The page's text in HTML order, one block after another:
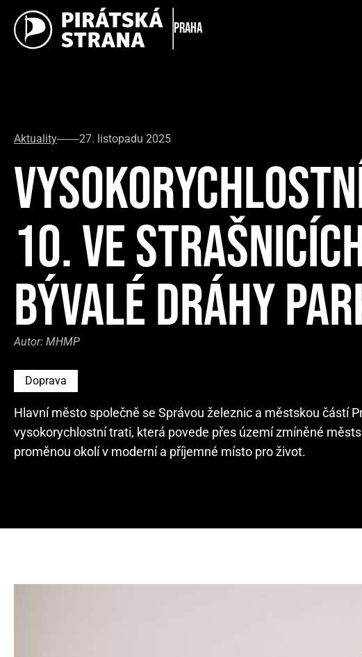
Praha
Aktuality 27. listopadu 2025
10. VE
BÝVALÉ DRÁHY
Autor: MHMP
Doprava
Hlavní město společně se Správou železnic a městskou částí
vysokorychlostní trati, která povede přes území zmíněné
proměnou okolí v moderní a příjemné místo pro život.